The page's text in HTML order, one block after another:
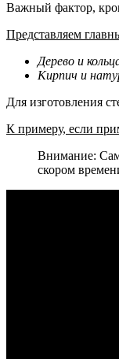
Важный фактор,
Представляем
Дерево и
Кирпич и
Для изготовления
К примеру, если
Внимание:
скором